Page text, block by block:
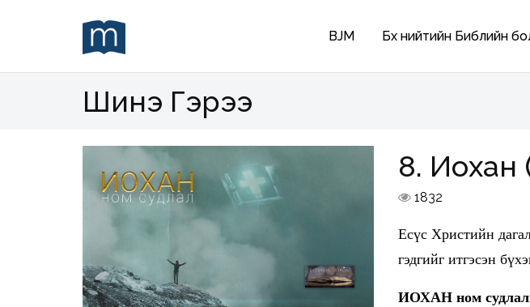
BJM Бүх нийтийн Библийн
Шинэ Гэрээ
8. Иохан
1832
Есүс Христийн
гэдгийг итгэсэн
ИОХАН ном